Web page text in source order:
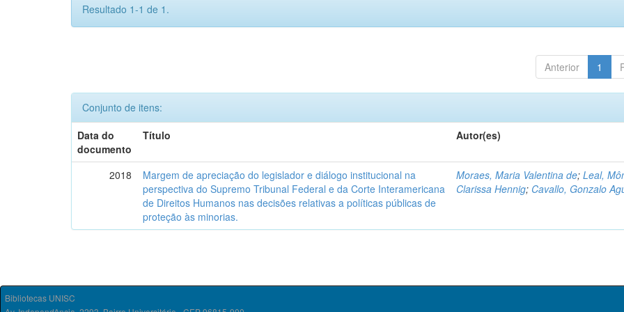
Resultado 1-1 de 1.
Anterior 1
Conjunto de itens:
Data do
documento
Título Autor(es)
2018
Margem de apreciação do legislador e diálogo institucional na
perspectiva do Supremo Tribunal Federal e da Corte Interamericana
de Direitos Humanos nas decisões relativas a políticas públicas de
proteção às minorias.
Moraes, Maria Valentina de;Leal,
Clarissa Hennig; Cavallo, Gonzalo
Bibliotecas UNISC